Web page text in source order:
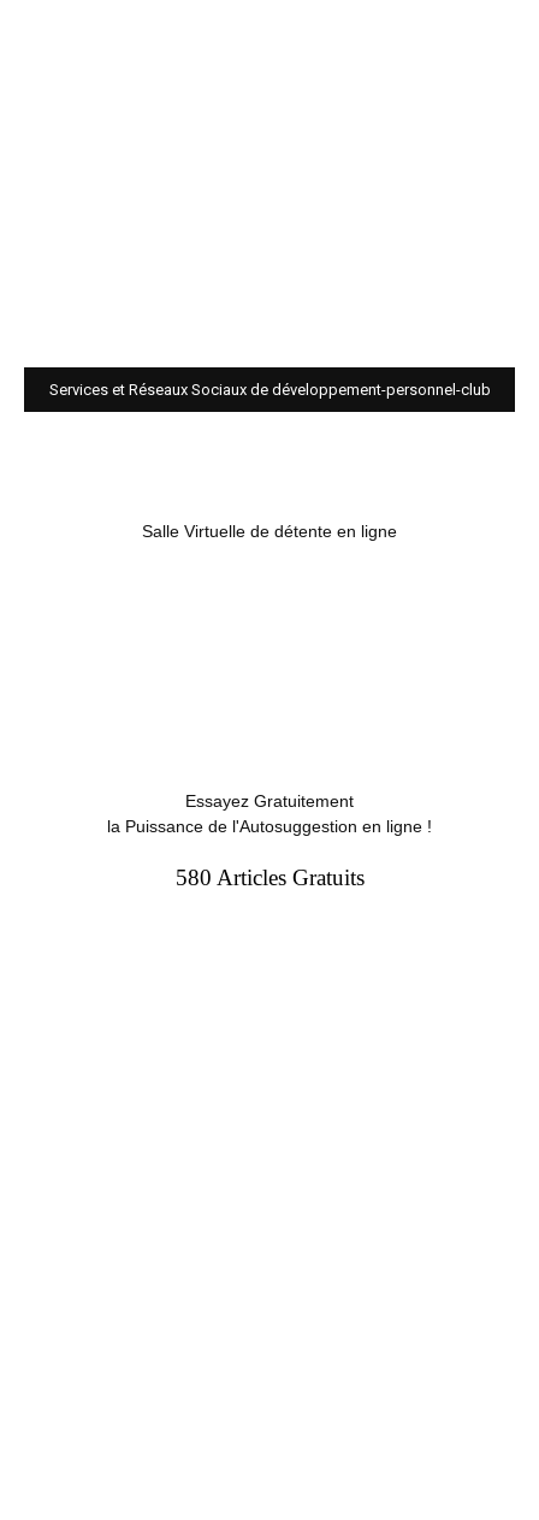
Services et Réseaux Sociaux de développement-personnel-club
Salle Virtuelle de détente en ligne
Essayez Gratuitement
la Puissance de l'Autosuggestion en ligne !
580 Articles Gratuits